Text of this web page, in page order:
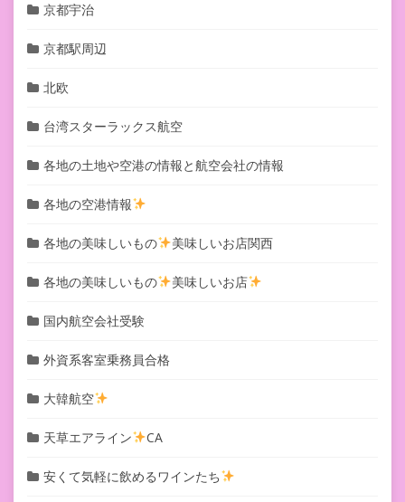
京都宇治
京都駅周辺
北欧
台湾スターラックス航空
各地の土地や空港の情報と航空会社の情報
各地の空港情報
各地の美味しいもの 美味しいお店関西
各地の美味しいもの 美味しいお店
国内航空会社受験
外資系客室乗務員合格
大韓航空
天草エアライン CA
安くて気軽に飲めるワインたち